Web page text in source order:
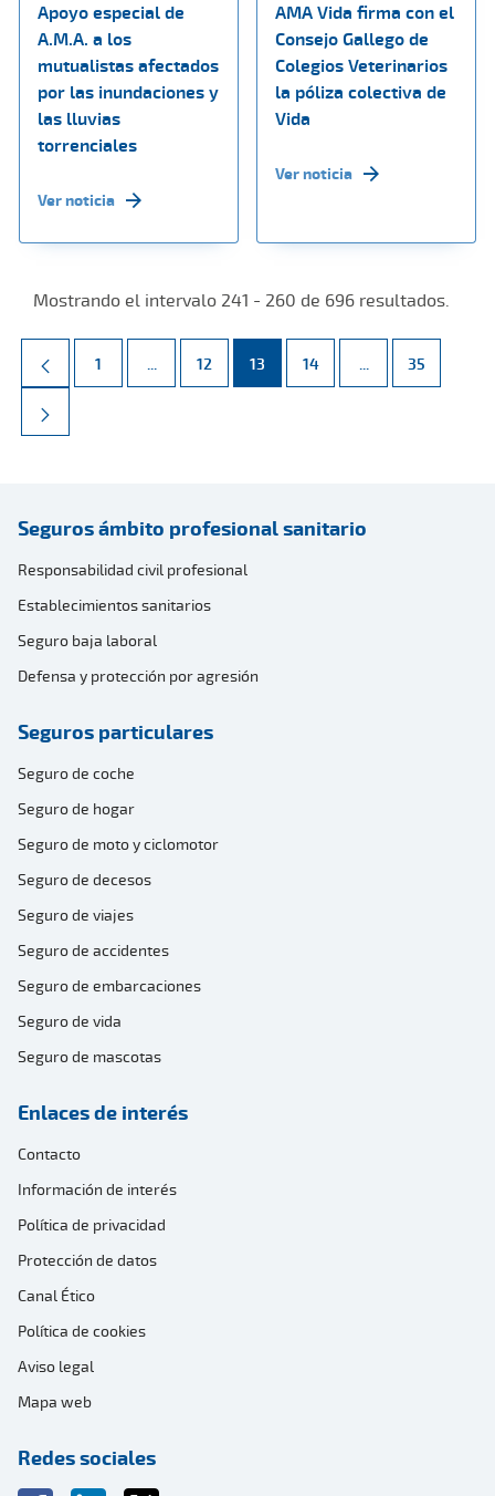
Apoyo especial de
A.M.A. a los
mutualistas afectados
por las inundaciones y
las lluvias
torrenciales
Ver noticia
AMA Vida firma con el
Consejo Gallego de
Colegios Veterinarios
la póliza colectiva de
Vida
Ver noticia
Mostrando el intervalo 241 - 260 de 696 resultados.
Página
1 ... Páginas intermedias Use TAB para desplazarse.
Página
12 Página
13 Página
14 ... Páginas
Página
35
Seguros ámbito profesional sanitario
Responsabilidad civil profesional
Establecimientos sanitarios
Seguro baja laboral
Defensa y protección por agresión
Seguros particulares
Seguro de coche
Seguro de hogar
Seguro de moto y ciclomotor
Seguro de decesos
Seguro de viajes
Seguro de accidentes
Seguro de embarcaciones
Seguro de vida
Seguro de mascotas
Enlaces de interés
Contacto
Información de interés
Política de privacidad
Protección de datos
Canal Ético
Política de cookies
Aviso legal
Mapa web
Redes sociales